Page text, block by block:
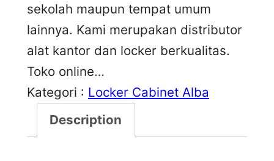
sekolah maupun tempat umum
lainnya. Kami merupakan distributor
alat kantor dan locker berkualitas.
Toko online…
Kategori : Locker Cabinet Alba
Description